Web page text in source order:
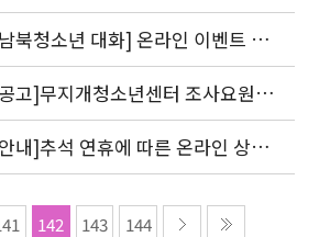
북청소년 대화] 온라인 이벤트 1
도토리를 지급했습니다.
고]무지개청소년센터 조사요원
집
내]추석 연휴에 따른 온라인 상담
변 처리 방침
142 143 144